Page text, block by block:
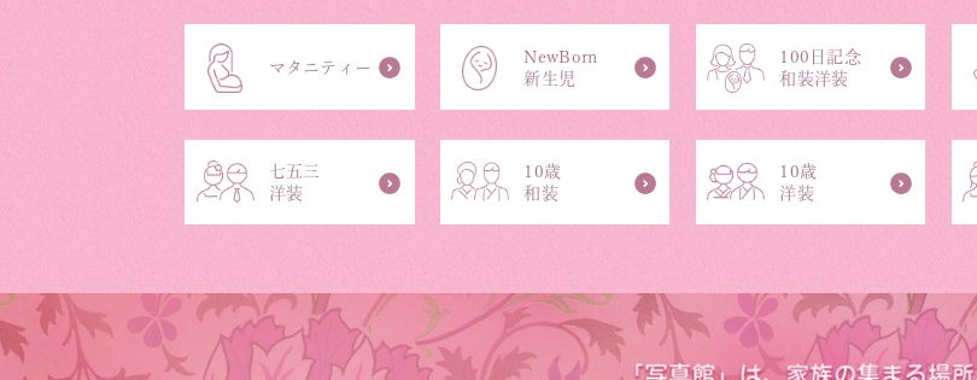
マタニティー
NewBorn
新生児
100日記念
和装洋装
七五三
洋装
10歳
和装
10歳
洋装